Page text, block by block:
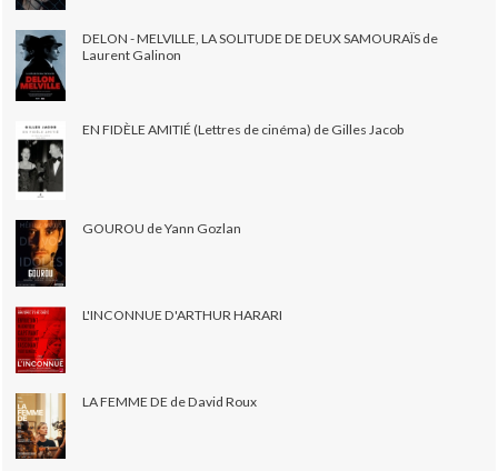
DELON - MELVILLE, LA SOLITUDE DE DEUX SAMOURAÏS de
Laurent Galinon
EN FIDÈLE AMITIÉ (Lettres de cinéma) de Gilles Jacob
GOUROU de Yann Gozlan
L'INCONNUE D'ARTHUR HARARI
LA FEMME DE de David Roux